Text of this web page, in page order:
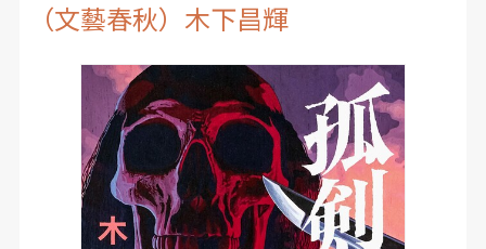
（文藝春秋）木下昌輝